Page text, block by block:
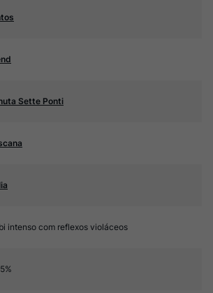
Sette Ponti
intenso com reflexos violáceos